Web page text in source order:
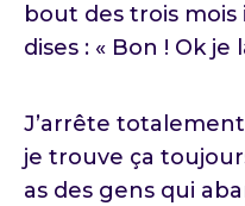
bout des trois
dises : « Bon ! Ok je
J’arrête
je trouve ça
as des gens qui